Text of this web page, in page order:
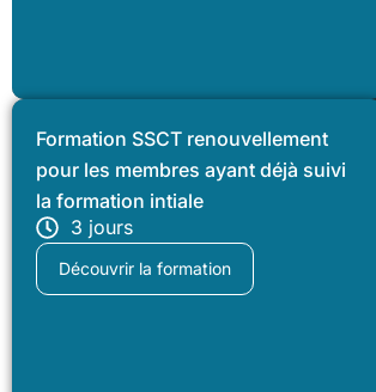
Formation SSCT renouvellement
pour les membres ayant déjà suivi
la formation intiale
3 jours
Découvrir la formation